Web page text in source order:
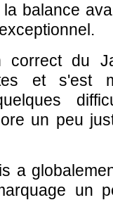
balance
correct du
et s'est
un peu
a
un